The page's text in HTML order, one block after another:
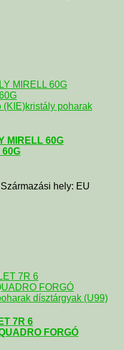
(KIE)kristály poharak
MIRELL 60G
60G
hely: EU
dísztárgyak (U99)
7R 6
FORGÓ